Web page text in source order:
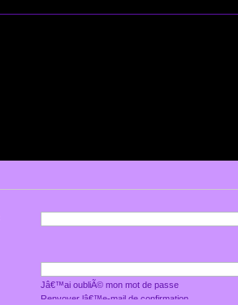
Jâ€™ai oubliÃ© mon mot de passe
Renvoyer lâ€™e-mail de confirmation